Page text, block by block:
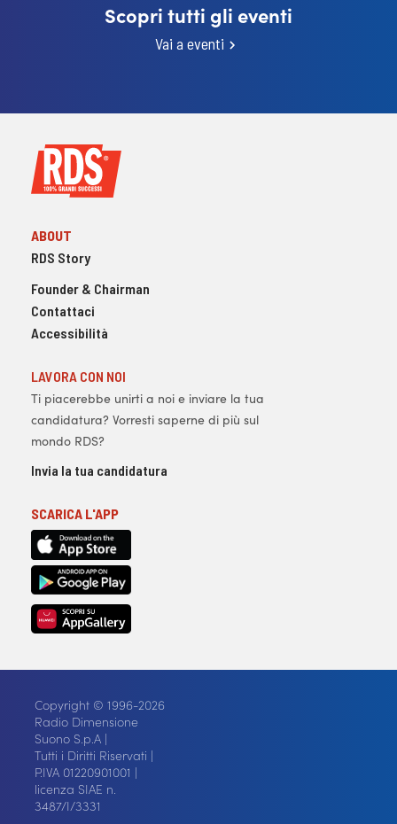
Scopri tutti gli eventi
Vai a eventi
ABOUT
RDS Story
Founder & Chairman
Contattaci
Accessibilità
LAVORA CON NOI
Ti piacerebbe unirti a noi e inviare la tua
candidatura? Vorresti saperne di più sul
mondo RDS?
Invia la tua candidatura
SCARICA L'APP
Copyright © 1996-2026
Radio Dimensione
Suono S.p.A |
Tutti i Diritti Riservati |
P.IVA 01220901001 |
licenza SIAE n.
3487/I/3331